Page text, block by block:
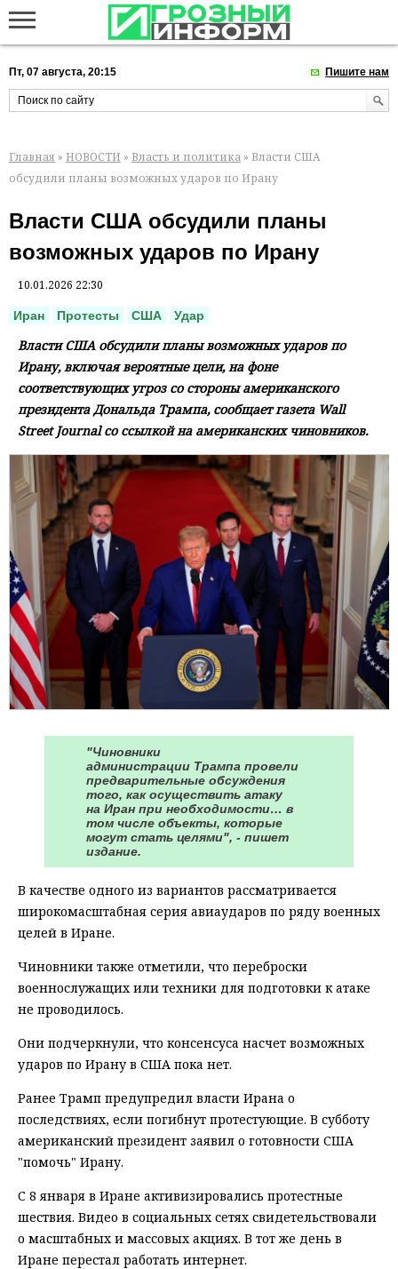
Пт, 07 августа, 20:15 Пишите нам
Главная » НОВОСТИ » Власть и политика » Власти США
обсудили планы возможных ударов по Ирану
Власти США обсудили планы
возможных ударов по Ирану
10.01.2026 22:30
Иран Протесты США Удар
Власти США обсудили планы возможных ударов по
Ирану, включая вероятные цели, на фоне
соответствующих угроз со стороны американского
президента Дональда Трампа, сообщает газета Wall
Street Journal со ссылкой на американских чиновников.
"Чиновники
администрации Трампа провели
предварительные обсуждения
того, как осуществить атаку
на Иран при необходимости… в
том числе объекты, которые
могут стать целями", - пишет
издание.
В качестве одного из вариантов рассматривается
широкомасштабная серия авиаударов по ряду военных
целей в Иране.
Чиновники также отметили, что переброски
военнослужащих или техники для подготовки к атаке
не проводилось.
Они подчеркнули, что консенсуса насчет возможных
ударов по Ирану в США пока нет.
Ранее Трамп предупредил власти Ирана о
последствиях, если погибнут протестующие. В субботу
американский президент заявил о готовности США
"помочь" Ирану.
С 8 января в Иране активизировались протестные
шествия. Видео в социальных сетях свидетельствовали
о масштабных и массовых акциях. В тот же день в
Иране перестал работать интернет.